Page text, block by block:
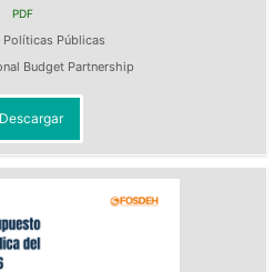
PDF
Políticas Públicas
Budget Partnership
Descargar